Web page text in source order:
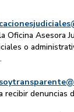
Oficina Asesora
o
recibir denuncias